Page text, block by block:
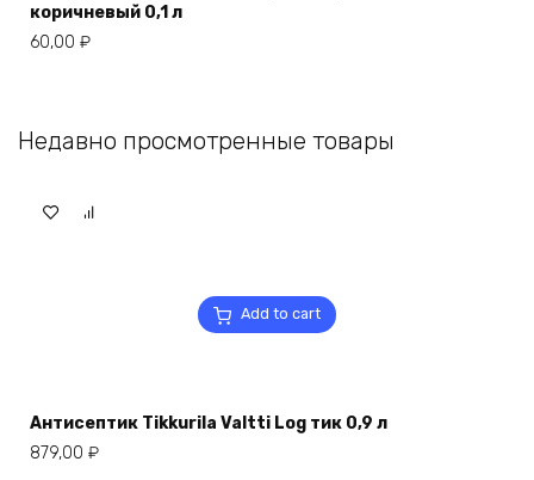
коричневый 0,1 л
60,00 ₽
Недавно просмотренные товары
Add to cart
Антисептик Tikkurila Valtti Log тик 0,9 л
879,00 ₽